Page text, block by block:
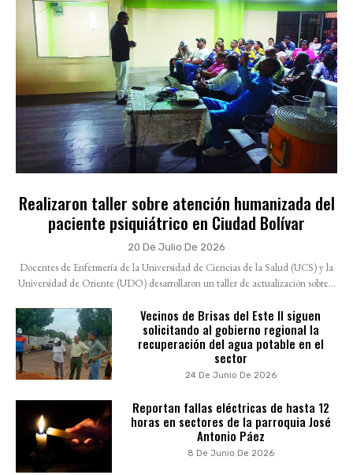
Realizaron taller sobre atención humanizada del
paciente psiquiátrico en Ciudad Bolívar
20 De Julio De 2026
Docentes de Enfermería de la Universidad de Ciencias de la Salud (UCS) y la
Universidad de Oriente (UDO) desarrollaron un taller de actualización sobre...
Vecinos de Brisas del Este II siguen
solicitando al gobierno regional la
recuperación del agua potable en el
sector
24 De Junio De 2026
Reportan fallas eléctricas de hasta 12
horas en sectores de la parroquia José
Antonio Páez
8 De Junio De 2026